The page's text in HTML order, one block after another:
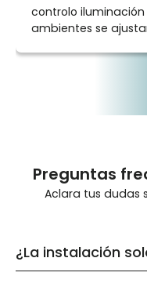
controlo
ambientes se
Preguntas
Aclara tus dudas
¿La instalación